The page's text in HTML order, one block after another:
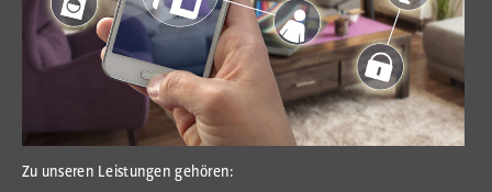
Zu unseren Leistungen gehören: